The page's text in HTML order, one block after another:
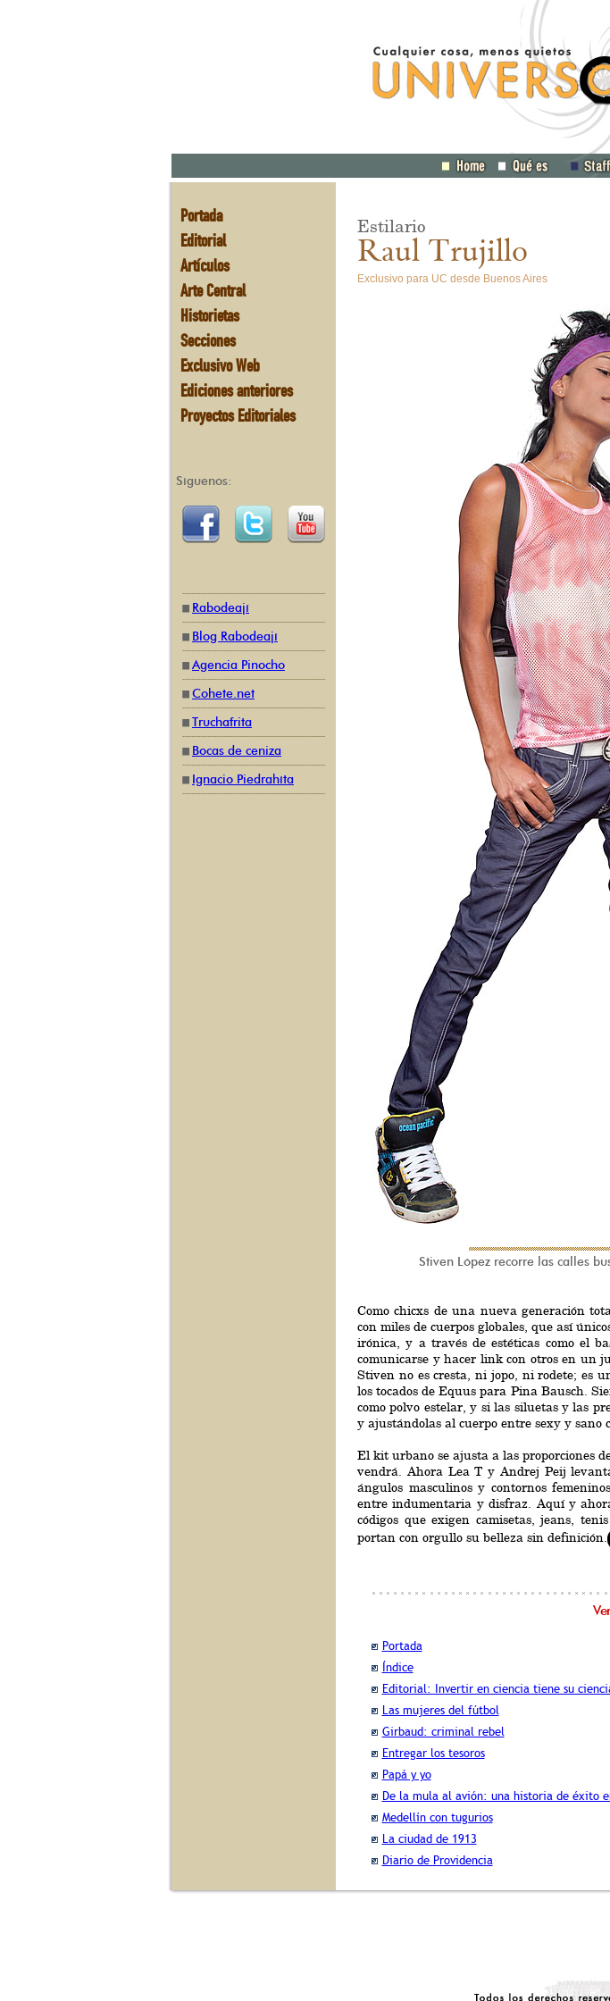
Portada
Editorial
Artículos
Arte Central
Historietas
Secciones
Exclusivo Web
Ediciones anteriores
Proyectos Editoriales
Síguenos:
Rabodeají
Blog Rabodeají
Agencia Pinocho
Cohete.net
Truchafrita
Bocas de ceniza
Ignacio Piedrahíta
Estilario
Raul Trujillo
Exclusivo para UC desde Buenos Aires
Stiven López recorre las calles
Como chicxs de una nueva generación
con miles de cuerpos globales, que así
irónica, y a través de estéticas como el
comunicarse y hacer link con otros en un
Stiven no es cresta, ni jopo, ni rodete; es
los tocados de Equus para Pina Bausch.
como polvo estelar, y si las siluetas y las
y ajustándolas al cuerpo entre sexy y sano
El kit urbano se ajusta a las proporciones
vendrá. Ahora Lea T y Andrej Peij
ángulos masculinos y contornos
entre indumentaria y disfraz. Aquí y
códigos que exigen camisetas, jeans,
portan con orgullo su belleza sin definición.
Portada
Índice
Editorial: Invertir en ciencia tiene su
Las mujeres del fútbol
Girbaud: criminal rebel
Entregar los tesoros
Papá y yo
De la mula al avión: una historia de éxito
Medellín con tugurios
La ciudad de 1913
Diario de Providencia